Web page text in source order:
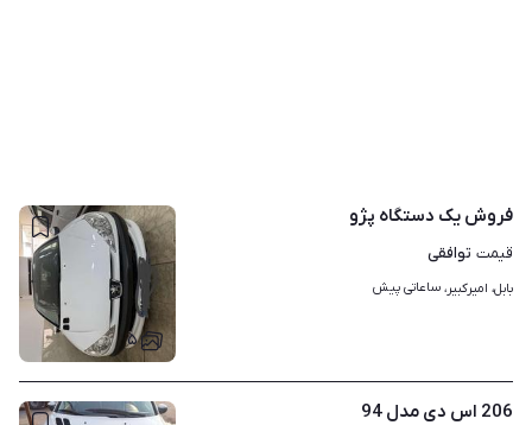
۵
فروش یک دستگاه پژو
قیمت توافقی
بابل، امیرکبیر، ساعاتی پیش
206 اس دی مدل 94